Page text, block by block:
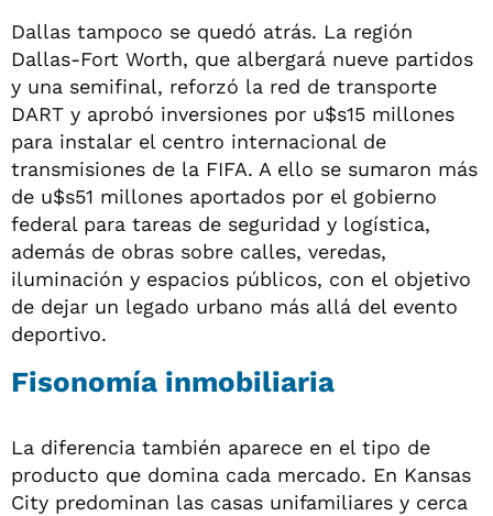
Dallas tampoco se quedó atrás. La región
Dallas-Fort Worth, que albergará nueve partidos
y una semifinal, reforzó la red de transporte
DART y aprobó inversiones por u$s15 millones
para instalar el centro internacional de
transmisiones de la FIFA. A ello se sumaron más
de u$s51 millones aportados por el gobierno
federal para tareas de seguridad y logística,
además de obras sobre calles, veredas,
iluminación y espacios públicos, con el objetivo
de dejar un legado urbano más allá del evento
deportivo.
Fisonomía inmobiliaria
La diferencia también aparece en el tipo de
producto que domina cada mercado. En Kansas
City predominan las casas unifamiliares y cerca